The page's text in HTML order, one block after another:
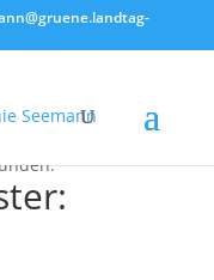
Seemann